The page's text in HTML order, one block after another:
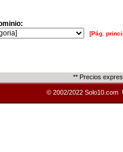
[Pág.
** Precios
© 2002/2022 Solo10.com